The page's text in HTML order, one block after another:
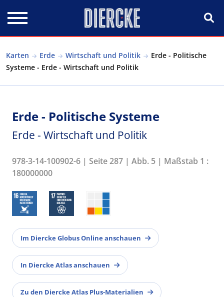
Karten Erde Wirtschaft und Politik
Erde - Politische
Systeme - Erde - Wirtschaft und Politik
Erde - Politische Systeme
Erde - Wirtschaft und Politik
978-3-14-100902-6 | Seite 287 | Abb. 5 | Maßstab 1 :
180000000
Im Diercke Globus Online anschauen
In Diercke Atlas anschauen
Zu den Diercke Atlas Plus-Materialien